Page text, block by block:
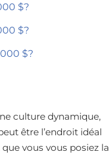
$?
$?
$?
culture dynamique,
être l’endroit idéal
vous vous posiez la